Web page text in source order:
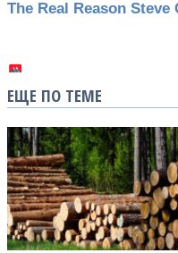
ЕЩЕ ПО ТЕМЕ